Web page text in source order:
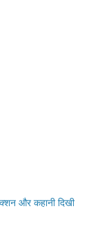
और कहानी दिखी